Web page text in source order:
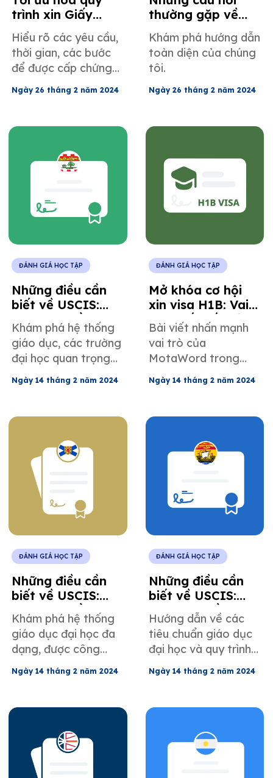
trình xin Giấy
chứng nhận lao
động thường trú
(PERM) với dịch
vụ đánh giá học
thuật của
Hiểu rõ các yêu cầu,
thời gian, các bước
để được cấp chứng
chỉ PERM và Quy tắc
Nguồn duy nhất.
Ngày 26 tháng 2 năm 2024
thường gặp về
đánh giá học
thuật
Khám phá hướng dẫn
toàn diện của chúng
tôi.
Ngày 26 tháng 2 năm 2024
ĐÁNH GIÁ HỌC TẬP
Những điều cần
biết về USCIS:
Đánh giá bằng
cấp từ Đảo Prince
Edward, Canada
Khám phá hệ thống
giáo dục, các trường
đại học quan trọng
của Đảo Prince
Edward và đánh giá
MotaWord dành cho
Ngày 14 tháng 2 năm 2024
ĐÁNH GIÁ HỌC TẬP
Mở khóa cơ hội
xin visa H1B: Vai
trò thiết yếu của
đánh giá học tập
Bài viết nhấn mạnh
vai trò của
MotaWord trong
việc hỗ trợ xét duyệt
visa H1B thông qua
một yếu tố quan
nghề nghiệp tại Hoa
Ngày 14 tháng 2 năm 2024
ĐÁNH GIÁ HỌC TẬP
Những điều cần
biết về USCIS:
Đánh giá bằng
cấp từ Nova
Scotia, Canada
Khám phá hệ thống
giáo dục đại học đa
dạng, được công
nhận của Nova
Scotia và đánh giá
của MotaWord.
Ngày 14 tháng 2 năm 2024
ĐÁNH GIÁ HỌC TẬP
Những điều cần
biết về USCIS:
Đánh giá bằng
cấp từ New
Brunswick,
Canada
Hướng dẫn về các
tiêu chuẩn giáo dục
đại học và quy trình
đánh giá tại New
Brunswick, Canada
cho USCIS, nêu bật
MotaWord.
Ngày 14 tháng 2 năm 2024